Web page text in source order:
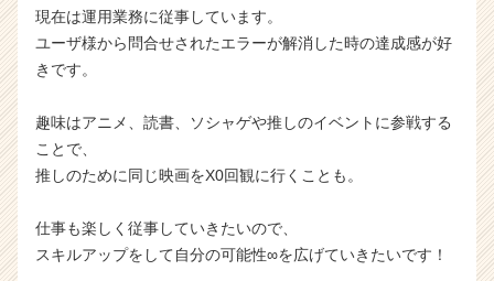
現在は運用業務に従事しています。
ユーザ様から問合せされたエラーが解消した時の達成感が好
きです。
趣味はアニメ、読書、ソシャゲや推しのイベントに参戦する
ことで、
推しのために同じ映画をX0回観に行くことも。
仕事も楽しく従事していきたいので、
スキルアップをして自分の可能性∞を広げていきたいです！